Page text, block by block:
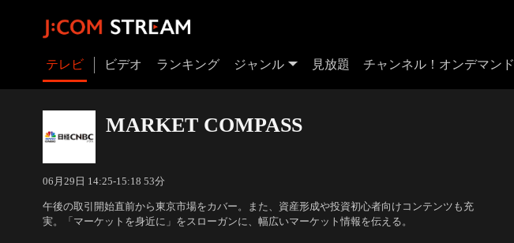
テレビ ビデオ ランキング ジャンル 見放題 チャンネル！オンデマンド
MARKET COMPASS
06月29日 14:25-15:18 53分
午後の取引開始直前から東京市場をカバー。また、資産形成や投資初心者向けコンテンツも充
実。「マーケットを身近に」をスローガンに、幅広いマーケット情報を伝える。